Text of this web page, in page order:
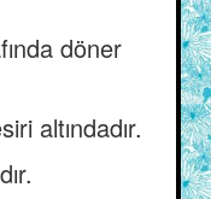
döner
altındadır.